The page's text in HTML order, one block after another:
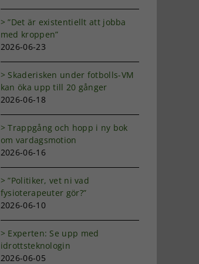
”Det är existentiellt att jobba
med kroppen”
2026-06-23
Skaderisken under fotbolls-VM
kan öka upp till 20 gånger
2026-06-18
Trappgång och hopp i ny bok
om vardagsmotion
2026-06-16
”Politiker, vet ni vad
fysioterapeuter gör?”
2026-06-10
Experten: Se upp med
idrottsteknologin
2026-06-05